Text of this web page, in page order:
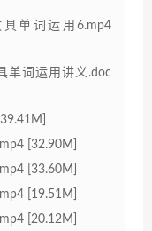
单词运用6.mp4
单词运用讲义.doc
[32.90M]
[33.60M]
[19.51M]
[20.12M]